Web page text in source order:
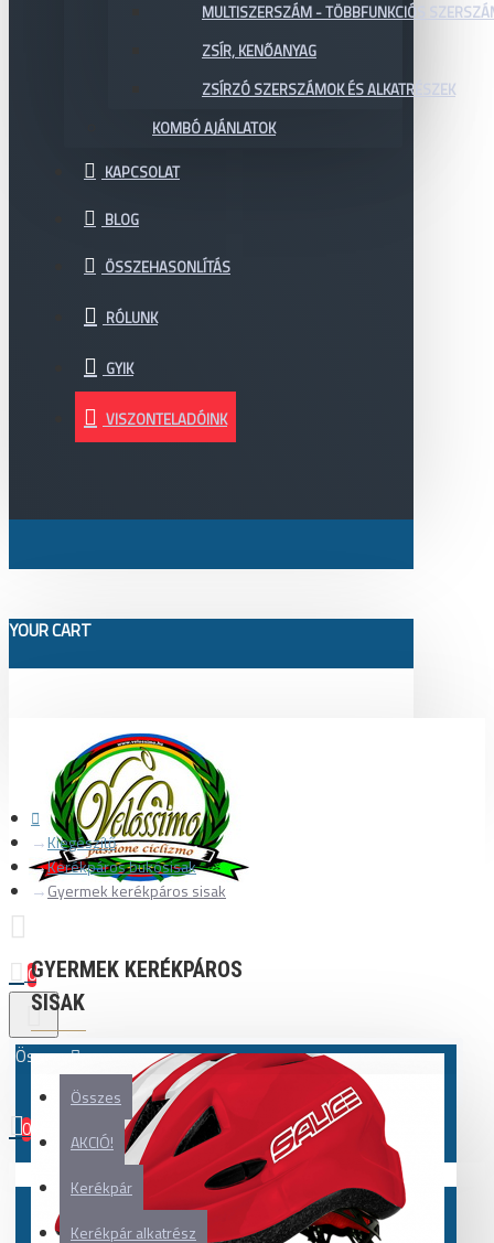
MULTISZERSZÁM - TÖBBFUNKCIÓS
ZSÍR, KENŐANYAG
ZSÍRZÓ SZERSZÁMOK ÉS ALKATRÉSZEK
KOMBÓ AJÁNLATOK
KAPCSOLAT
BLOG
ÖSSZEHASONLÍTÁS
RÓLUNK
GYIK
VISZONTELADÓINK
YOUR CART
0
Összes
Összes
AKCIÓ!
Kerékpár
Kerékpár alkatrész
0
Az Ön kosara üres!
Kiegészítő
Kerékpáros bukósisak
Gyermek kerékpáros sisak
GYERMEK KERÉKPÁROS
SISAK